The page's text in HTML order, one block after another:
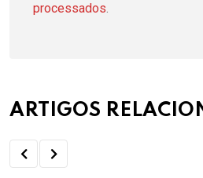
processados.
ARTIGOS